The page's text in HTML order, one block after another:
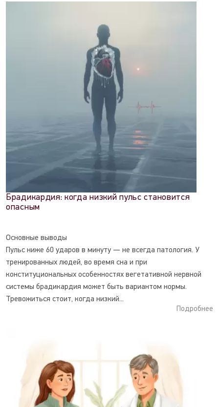
Брадикардия: когда низкий пульс становится
опасным
Основные выводы
Пульс ниже 60 ударов в минуту — не всегда патология. У
тренированных людей, во время сна и при
конституциональных особенностях вегетативной нервной
системы брадикардия может быть вариантом нормы.
Тревожиться стоит, когда низкий...
Подробнее